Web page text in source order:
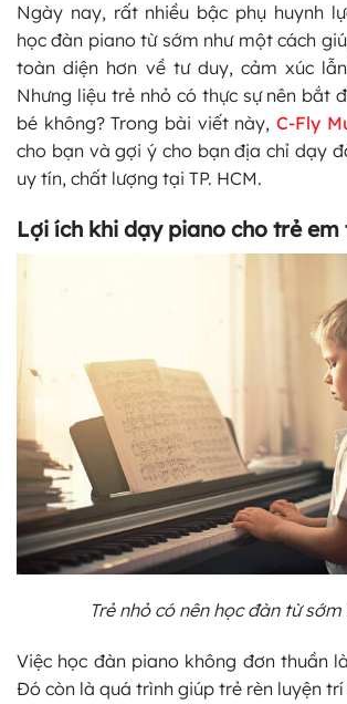
Ngày nay, rất nhiều bậc phụ huynh
học đàn piano từ sớm như một cách
toàn diện hơn về tư duy, cảm xúc
Nhưng liệu trẻ nhỏ có thực sự nên bắt
bé không? Trong bài viết này,C-Fly
cho bạn và gợi ý cho bạn địa chỉ dạy
uy tín, chất lượng tại TP. HCM.
Lợi ích khi dạy piano cho trẻ em
Trẻ nhỏ có nên học đàn từ sớm
Việc học đàn piano không đơn thuần
Đó còn là quá trình giúp trẻ rèn luyện